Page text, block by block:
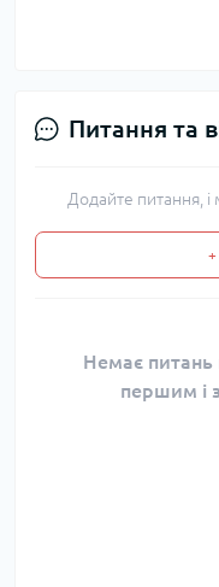
Питання та
Додайте питання,
+
Немає питань
першим і